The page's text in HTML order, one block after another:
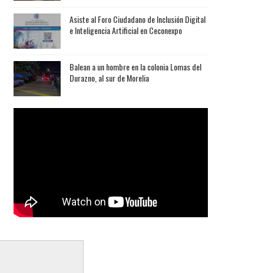
Asiste al Foro Ciudadano de Inclusión Digital
e Inteligencia Artificial en Ceconexpo
Balean a un hombre en la colonia Lomas del
Durazno, al sur de Morelia